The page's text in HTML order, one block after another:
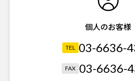
個人のお客様
TEL 03-6636-
FAX 03-6636-